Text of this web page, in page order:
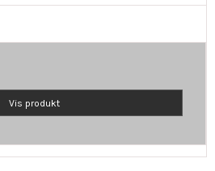
Vis produkt